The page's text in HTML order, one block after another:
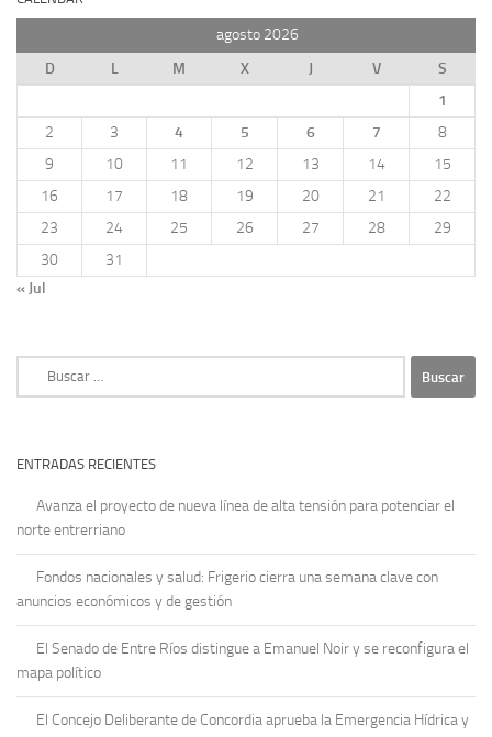
agosto 2026
D
L M X J V
S
1
2
3 4 5 6 7
8
9
10 11 12 13 14
15
16
17 18 19 20 21
22
23
24 25 26 27 28
29
30
31
« Jul
ENTRADAS RECIENTES
Avanza el proyecto de nueva línea de alta tensión para potenciar el
norte entrerriano
Fondos nacionales y salud: Frigerio cierra una semana clave con
anuncios económicos y de gestión
El Senado de Entre Ríos distingue a Emanuel Noir y se reconfigura el
mapa político
El Concejo Deliberante de Concordia aprueba la Emergencia Hídrica y